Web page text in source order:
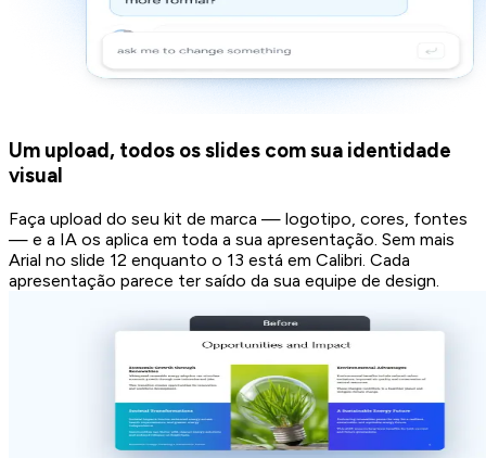
Um upload, todos os slides com sua identidade
visual
Faça upload do seu kit de marca — logotipo, cores, fontes
— e a IA os aplica em toda a sua apresentação. Sem mais
Arial no slide 12 enquanto o 13 está em Calibri. Cada
apresentação parece ter saído da sua equipe de design.